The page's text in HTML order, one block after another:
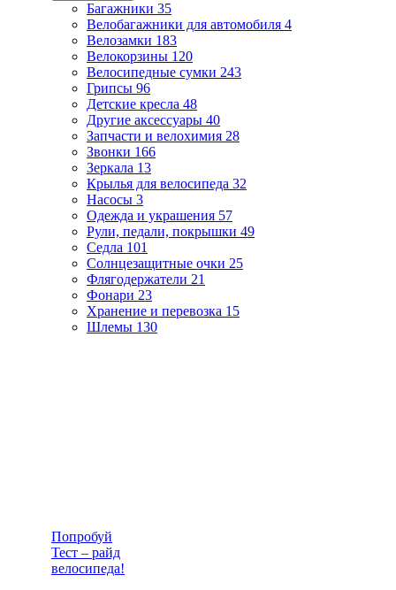
Багажники 35
Велобагажники для автомобиля 4
Велозамки 183
Велокорзины 120
Велосипедные сумки 243
Грипсы 96
Детские кресла 48
Другие аксессуары 40
Запчасти и велохимия 28
Звонки 166
Зеркала 13
Крылья для велосипеда 32
Насосы 3
Одежда и украшения 57
Рули, педали, покрышки 49
Седла 101
Солнцезащитные очки 25
Флягодержатели 21
Фонари 23
Хранение и перевозка 15
Шлемы 130
Попробуй
Тест – райд
велосипеда!